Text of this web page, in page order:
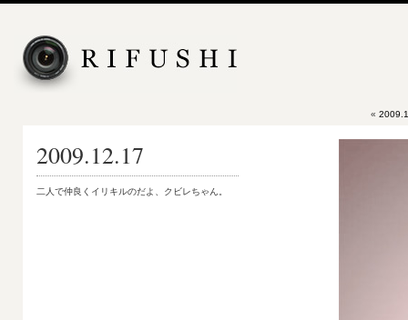
«
2009.12.17
二人で仲良くイリキルのだよ、クビレちゃん。